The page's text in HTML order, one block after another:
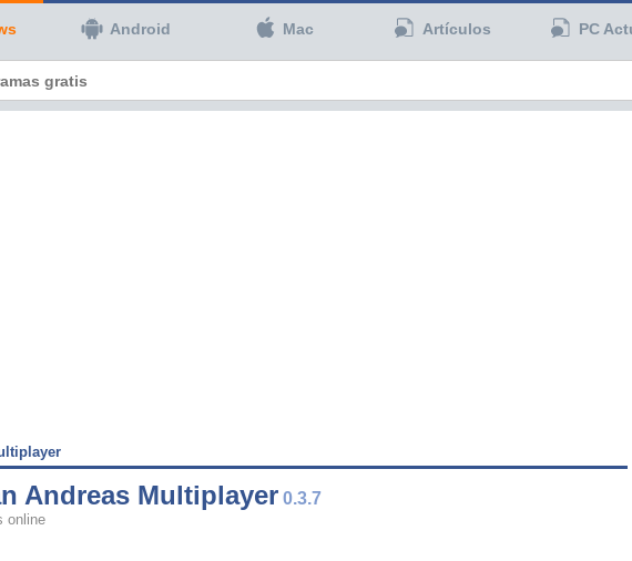
Android Mac Artículos PC
Andreas Multiplayer 0.3.7
online